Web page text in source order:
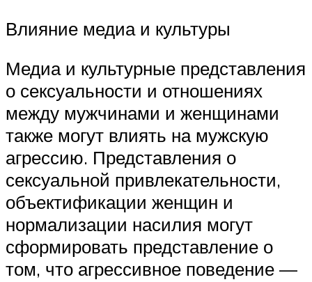
Влияние медиа и культуры
Медиа и культурные представления
о сексуальности и отношениях
между мужчинами и женщинами
также могут влиять на мужскую
агрессию. Представления о
сексуальной привлекательности,
объектификации женщин и
нормализации насилия могут
сформировать представление о
том, что агрессивное поведение —